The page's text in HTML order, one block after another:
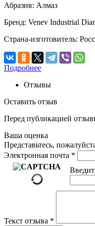
Абразив: Алмаз
Бренд: Venev Industrial
Страна-изготовитель:
Подробнее
Отзывы
Оставить отзыв
Перед публикацией
Ваша оценка
Представьтесь,
Электронная почта *
Текст отзыва *